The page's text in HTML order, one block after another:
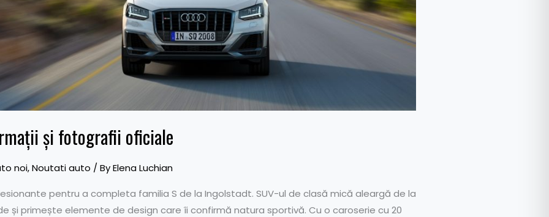
și fotografii oficiale
noi,Noutati auto / ByElena Luchian
pentru a completa familia S de la Ingolstadt. SUV-ul de clasă mică aleargă de la
și primește elemente de design care îi confirmă natura sportivă. Cu o caroserie cu 20